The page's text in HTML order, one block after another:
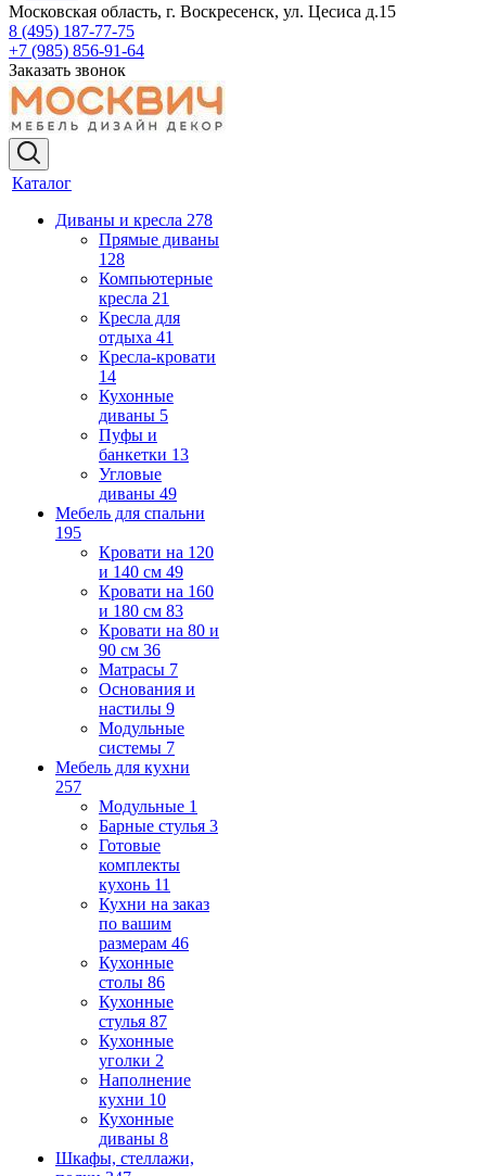
Московская область, г. Воскресенск, ул. Цесиса д.15
8 (495) 187-77-75
+7 (985) 856-91-64
Заказать звонок
Каталог
Диваны и кресла 278
Прямые диваны
128
Компьютерные
кресла 21
Кресла для
отдыха 41
Кресла-кровати
14
Кухонные
диваны 5
Пуфы и
банкетки 13
Угловые
диваны 49
Мебель для спальни
195
Кровати на 120
и 140 см 49
Кровати на 160
и 180 см 83
Кровати на 80 и
90 см 36
Матрасы 7
Основания и
настилы 9
Модульные
системы 7
Мебель для кухни
257
Модульные 1
Барные стулья 3
Готовые
комплекты
кухонь 11
Кухни на заказ
по вашим
размерам 46
Кухонные
столы 86
Кухонные
стулья 87
Кухонные
уголки 2
Наполнение
кухни 10
Кухонные
диваны 8
Шкафы, стеллажи,